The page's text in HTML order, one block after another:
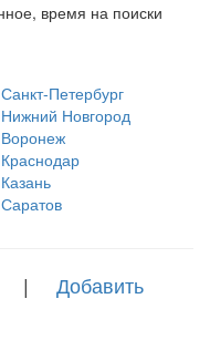
время на поиски
Санкт-Петербург
Нижний Новгород
Воронеж
Краснодар
Казань
Саратов
| Добавить